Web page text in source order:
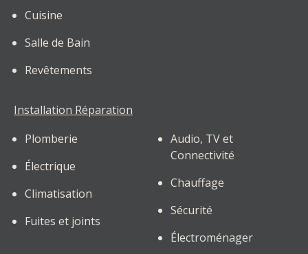
Cuisine
Salle de Bain
Revêtements
Installation Réparation
Plomberie
Électrique
Climatisation
Fuites et joints
Audio, TV et
Connectivité
Chauffage
Sécurité
Électroménager